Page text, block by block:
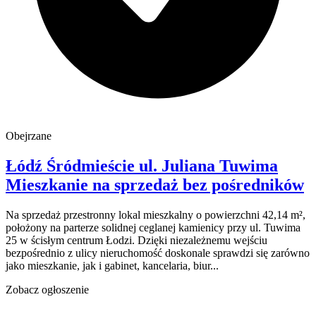
Obejrzane
Łódź Śródmieście ul. Juliana Tuwima
Mieszkanie na sprzedaż bez pośredników
Na sprzedaż przestronny lokal mieszkalny o powierzchni 42,14 m²,
położony na parterze solidnej ceglanej kamienicy przy ul. Tuwima
25 w ścisłym centrum Łodzi. Dzięki niezależnemu wejściu
bezpośrednio z ulicy nieruchomość doskonale sprawdzi się zarówno
jako mieszkanie, jak i gabinet, kancelaria, biur...
Zobacz ogłoszenie